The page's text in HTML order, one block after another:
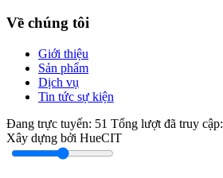
Về chúng tôi
Giới thiệu
Sản phẩm
Dịch vụ
Tin tức sự kiện
Đang trực tuyến: 51 Tổng lượt đã truy cập:
Xây dựng bởi HueCIT